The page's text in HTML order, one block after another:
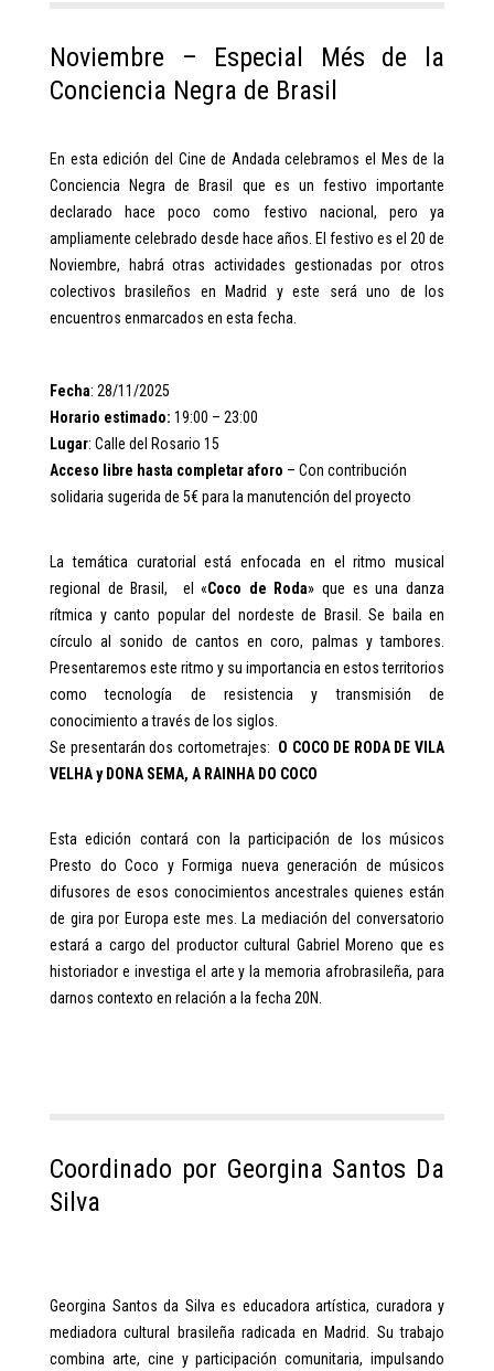
Noviembre – Especial Més de la
Conciencia Negra de Brasil
En esta edición del Cine de Andada celebramos el Mes de la
Conciencia Negra de Brasil que es un festivo importante
declarado hace poco como festivo nacional, pero ya
ampliamente celebrado desde hace años. El festivo es el 20 de
Noviembre, habrá otras actividades gestionadas por otros
colectivos brasileños en Madrid y este será uno de los
encuentros enmarcados en esta fecha.
Fecha: 28/11/2025
Horario estimado: 19:00 – 23:00
Lugar: Calle del Rosario 15
Acceso libre hasta completar aforo – Con contribución
solidaria sugerida de 5€ para la manutención del proyecto
La temática curatorial está enfocada en el ritmo musical
regional de Brasil, el «Coco de Roda» que es una danza
rítmica y canto popular del nordeste de Brasil. Se baila en
círculo al sonido de cantos en coro, palmas y tambores.
Presentaremos este ritmo y su importancia en estos territorios
como tecnología de resistencia y transmisión de
conocimiento a través de los siglos.
Se presentarán dos cortometrajes: O COCO DE RODA DE VILA
VELHA y DONA SEMA, A RAINHA DO COCO
Esta edición contará con la participación de los músicos
Presto do Coco y Formiga nueva generación de músicos
difusores de esos conocimientos ancestrales quienes están
de gira por Europa este mes.
La mediación del conversatorio
estará a cargo del productor cultural Gabriel Moreno que es
historiador e investiga el arte y la memoria afrobrasileña, para
darnos contexto en relación a la fecha 20N.
Coordinado por Georgina Santos Da
Silva
Georgina Santos da Silva es educadora artística, curadora y
mediadora cultural brasileña radicada en Madrid. Su trabajo
combina arte, cine y participación comunitaria, impulsando